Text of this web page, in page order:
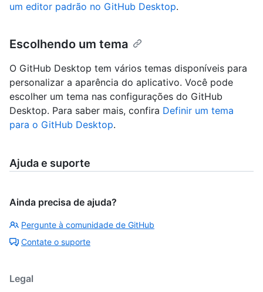
um editor padrão no GitHub Desktop.
Escolhendo um tema
O GitHub Desktop tem vários temas disponíveis para
personalizar a aparência do aplicativo. Você pode
escolher um tema nas configurações do GitHub
Desktop. Para saber mais, confira Definir um tema
para o GitHub Desktop.
Ajuda e suporte
Ainda precisa de ajuda?
Pergunte à comunidade de GitHub
Contate o suporte
Legal